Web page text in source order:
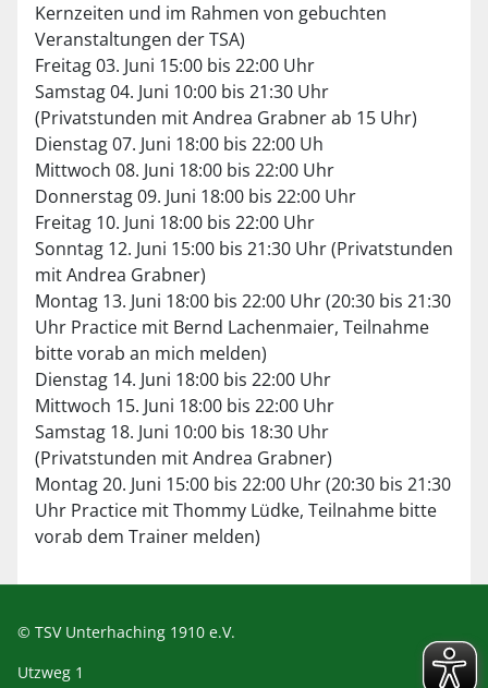
Kernzeiten und im Rahmen von gebuchten
Veranstaltungen der TSA)
Freitag 03. Juni 15:00 bis 22:00 Uhr
Samstag 04. Juni 10:00 bis 21:30 Uhr
(Privatstunden mit Andrea Grabner ab 15 Uhr)
Dienstag 07. Juni 18:00 bis 22:00 Uh
Mittwoch 08. Juni 18:00 bis 22:00 Uhr
Donnerstag 09. Juni 18:00 bis 22:00 Uhr
Freitag 10. Juni 18:00 bis 22:00 Uhr
Sonntag 12. Juni 15:00 bis 21:30 Uhr (Privatstunden
mit Andrea Grabner)
Montag 13. Juni 18:00 bis 22:00 Uhr (20:30 bis 21:30
Uhr Practice mit Bernd Lachenmaier, Teilnahme
bitte vorab an mich melden)
Dienstag 14. Juni 18:00 bis 22:00 Uhr
Mittwoch 15. Juni 18:00 bis 22:00 Uhr
Samstag 18. Juni 10:00 bis 18:30 Uhr
(Privatstunden mit Andrea Grabner)
Montag 20. Juni 15:00 bis 22:00 Uhr (20:30 bis 21:30
Uhr Practice mit Thommy Lüdke, Teilnahme bitte
vorab dem Trainer melden)
© TSV Unterhaching 1910 e.V.
Utzweg 1